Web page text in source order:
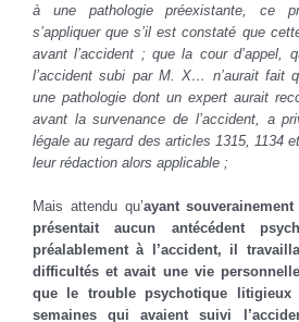
à une pathologie préexistante, ce
s’appliquer que s’il est constaté que
avant l’accident ; que la cour d’appel,
l’accident subi par M. X… n’aurait fait
une pathologie dont un expert aurait
avant la survenance de l’accident, a
légale au regard des articles 1315, 1134
leur rédaction alors applicable ;
Mais attendu qu’ayant
présentait aucun antécédent
préalablement à l’accident, il
difficultés et avait une vie
que le trouble psychotique litigieux
semaines qui avaient suivi